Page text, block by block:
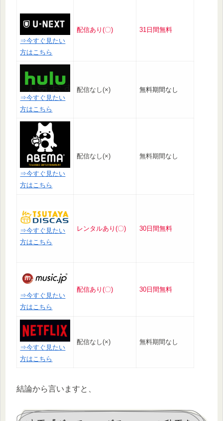
⇒今すぐ見たい
方はこちら
配信あり(〇) 31日間無料
⇒今すぐ見たい
方はこちら
配信なし(×) 無料期間なし
⇒今すぐ見たい
方はこちら
配信なし(×) 無料期間なし
⇒今すぐ見たい
方はこちら
レンタルあり(〇) 30日間無料
⇒今すぐ見たい
方はこちら
配信あり(〇) 30日間無料
⇒今すぐ見たい
方はこちら
配信なし(×) 無料期間なし
結論から言いますと、